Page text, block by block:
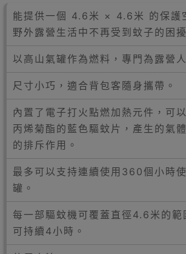
能提供一個 4.6米 × 4.6米 的保護
野外露營生活中不再受到蚊子的困擾
以高山氣罐作為燃料，專門為露營
尺寸小巧，適合背包客隨身攜帶。
內置了電子打火點燃加熱元件，可
丙烯菊酯的藍色驅蚊片，產生的氣
的排斥作用。
最多可以支持連續使用360個小時
罐。
每一部驅蚊機可覆蓋直徑4.6米的範
可持續4小時。